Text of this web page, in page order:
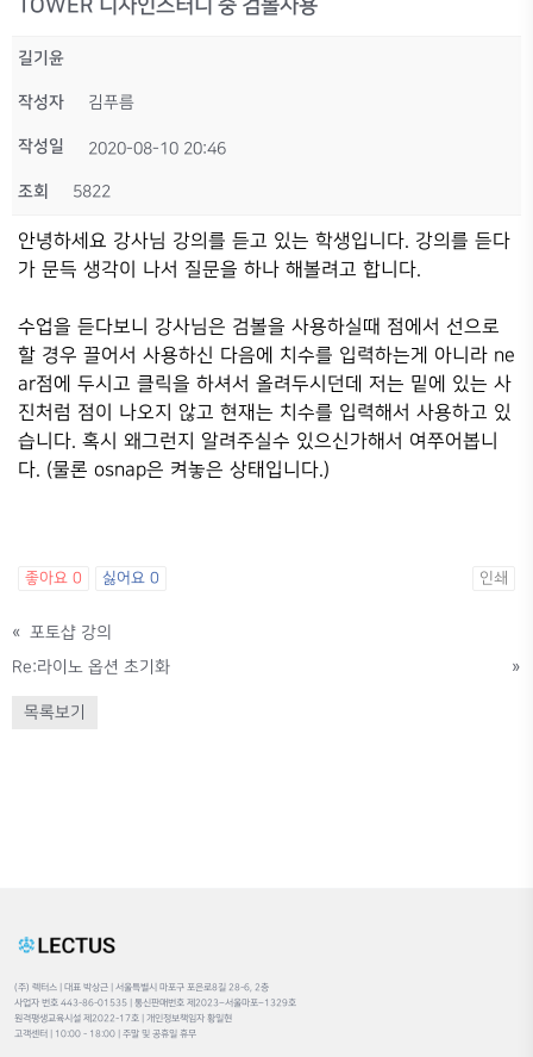
TOWER 디자인스터디 중 검볼사용
길기윤
작성자 김푸름
작성일 2020-08-10 20:46
조회 5822
안녕하세요 강사님 강의를 듣고 있는 학생입니다. 강의를 듣다
가 문득 생각이 나서 질문을 하나 해볼려고 합니다.
수업을 듣다보니 강사님은 검볼을 사용하실때 점에서 선으로
할 경우 끌어서 사용하신 다음에 치수를 입력하는게 아니라 ne
ar점에 두시고 클릭을 하셔서 올려두시던데 저는 밑에 있는 사
진처럼 점이 나오지 않고 현재는 치수를 입력해서 사용하고 있
습니다. 혹시 왜그런지 알려주실수 있으신가해서 여쭈어봅니
다. (물론 osnap은 켜놓은 상태입니다.)
좋아요 0 싫어요 0 인쇄
«
포토샵 강의
Re:라이노 옵션 초기화
»
목록보기